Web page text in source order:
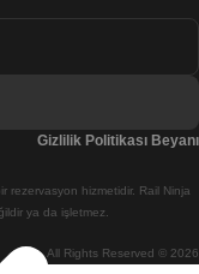
All Rights Reserved © 2026
rezervasyon hizmetidir. Rail Ninja
ya da işletmez.
Gizlilik Politikası Beyanı